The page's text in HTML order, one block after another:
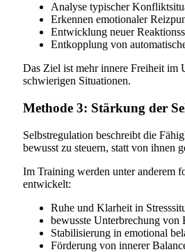
Analyse typischer
Erkennen emotionaler
Entwicklung neuer
Entkopplung von
Das Ziel ist mehr innere Freiheit im
schwierigen Situationen.
Methode 3: Stärkung der
Selbstregulation beschreibt die
bewusst zu steuern, statt von ihnen
Im Training werden unter anderem
entwickelt:
Ruhe und Klarheit in
bewusste Unterbrechung von
Stabilisierung in emotional
Förderung von innerer